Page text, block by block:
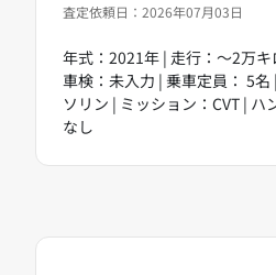
査定依頼日：2026年07月03日
年式：2021年 | 走行：～2万
車検：未入力 | 乗車定員： 5名
ソリン | ミッション：CVT | ハ
なし